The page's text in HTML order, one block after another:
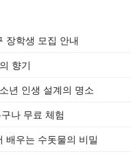
장학생 모집 안내
향기
년 인생 설계의 명소
나 무료 체험
배우는 수돗물의 비밀